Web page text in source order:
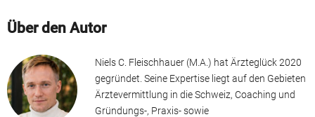
Über den Autor
Niels C. Fleischhauer (M.A.) hat Ärzteglück 2020
gegründet. Seine Expertise liegt auf den Gebieten
Ärztevermittlung in die Schweiz, Coaching und
Gründungs-, Praxis- sowie